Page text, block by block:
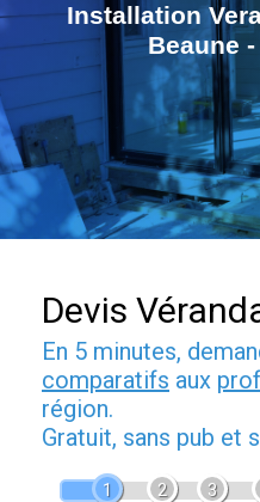
Installation
Beaune
Devis
En 5 minutes,
comparatifs aux
région.
Gratuit, sans pub et
1 2 3